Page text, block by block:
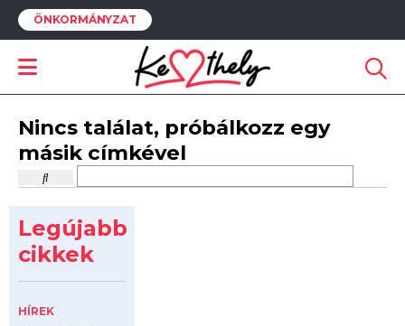
ÖNKORMÁNYZAT
Nincs találat, próbálkozz egy
másik címkével
Legújabb
cikkek
HÍREK